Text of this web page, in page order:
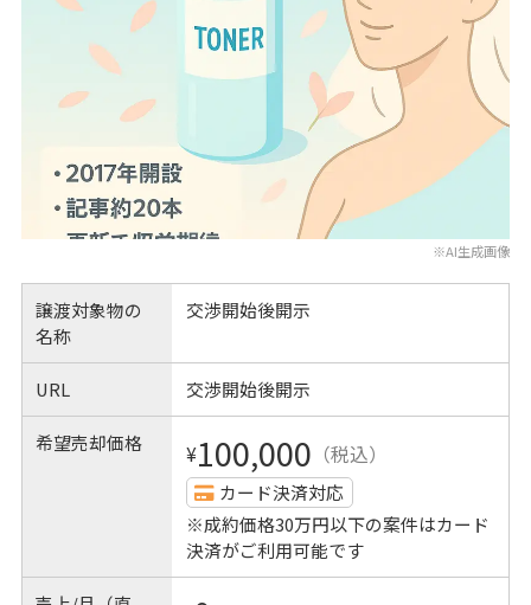
※AI生成画像
譲渡対象物の
名称
交渉開始後開示
URL 交渉開始後開示
希望売却価格 ¥100,000 （税込）
カード決済対応
※成約価格30万円以下の案件はカード
決済がご利用可能です